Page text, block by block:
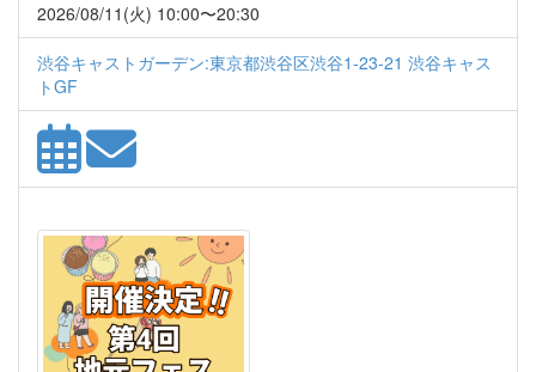
2026/08/11(火) 10:00〜20:30
渋谷キャストガーデン:東京都渋谷区渋谷1-23-21 渋谷キャス
トGF